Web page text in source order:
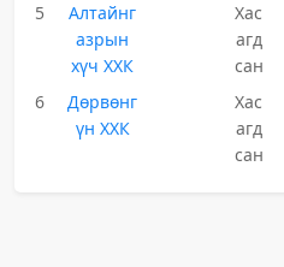
5
Алтайнг
азрын
хүч ХХК
Хас
агд
сан
6
Дөрвөнг
үн ХХК
Хас
агд
сан